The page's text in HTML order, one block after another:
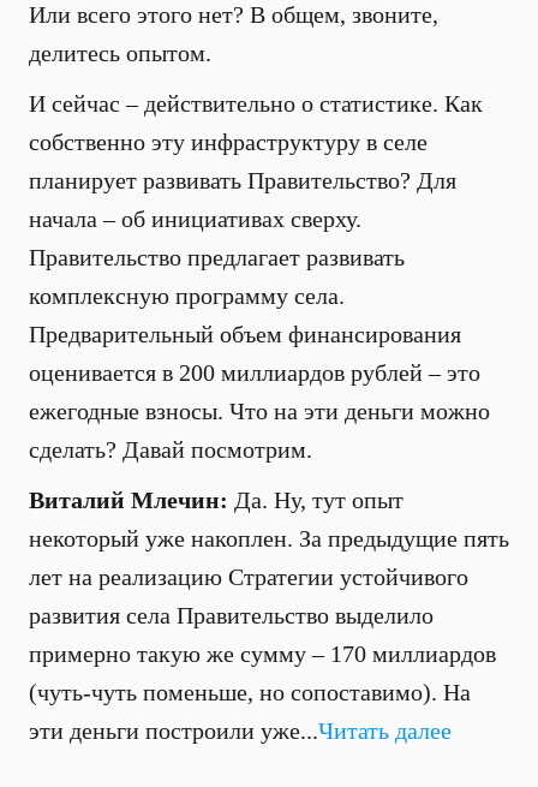
Или всего этого нет? В общем, звоните,
делитесь опытом.
И сейчас – действительно о статистике. Как
собственно эту инфраструктуру в селе
планирует развивать Правительство? Для
начала – об инициативах сверху.
Правительство предлагает развивать
комплексную программу села.
Предварительный объем финансирования
оценивается в 200 миллиардов рублей – это
ежегодные взносы. Что на эти деньги можно
сделать? Давай посмотрим.
Виталий Млечин: Да. Ну, тут опыт
некоторый уже накоплен. За предыдущие пять
лет на реализацию Стратегии устойчивого
развития села Правительство выделило
примерно такую же сумму – 170 миллиардов
(чуть-чуть поменьше, но сопоставимо). На
эти деньги построили уже...Читать далее